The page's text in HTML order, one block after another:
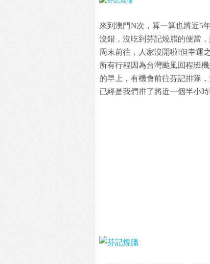
來到澳門N次，算一算也將近5
沒錯，沒吃到芬記燒腊的便當
周末前往，人家沒開啦!但幸運
所有行程因為台灣颱風回程班
的早上，有機會前往芬記排隊
已經是我們排了將近一個半小